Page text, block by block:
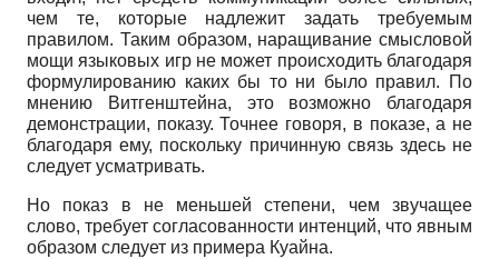
чем те, которые надлежит задать требуемым
правилом. Таким образом, наращивание смысловой
мощи языковых игр не может происходить благодаря
формулированию каких бы то ни было правил. По
мнению Вит­генштейна, это возможно благодаря
демонстрации, показу. Точнее говоря, в показе, а не
благодаря ему, поскольку причинную связь здесь не
следует усматривать.
Но показ в не меньшей степени, чем звучащее
слово, требует согласованности интенций, что явным
образом следует из примера Куайна.